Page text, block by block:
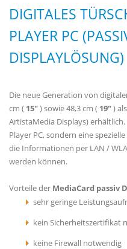
DIGITALES
PLAYER PC
DISPLAYLÖSUNG)
Die neue Generation von
cm ( 15") sowie 48,3 cm ( 19")
ArtistaMedia Displays) erhältlich.
Player PC, sondern eine
die Informationen per LAN /
werden können.
Vorteile der MediaCard passiv
sehr geringe
kein Sicherheitszertifikat
keine Firewall notwendig